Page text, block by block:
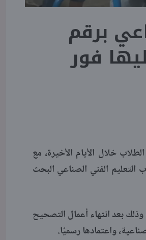
برقم
عليها فور
2025 تصدرت اهتمام آلاف الطلاب خلال الأيام الأخيرة، مع
رسمي، ويواصل طلاب التعليم الفني الصناعي البحث
وذلك بعد انتهاء أعمال التصحيح
واعتمادها رسميًا.